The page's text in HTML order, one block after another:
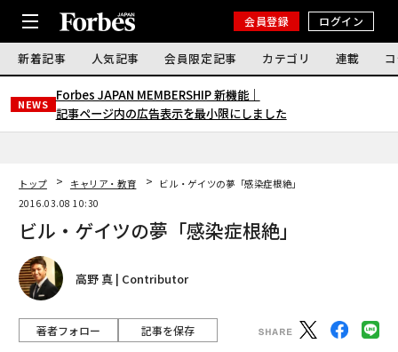
会員登録 ログイン
新着記事 人気記事 会員限定記事 カテゴリ 連載
NEWS
Forbes JAPAN MEMBERSHIP 新機能｜
記事ページ内の広告表示を最小限にしました
トップ キャリア・教育
ビル・ゲイツの夢「感染症根絶」
2016.03.08 10:30
ビル・ゲイツの夢「感染症根絶」
高野 真 | Contributor
著者フォロー 記事を保存